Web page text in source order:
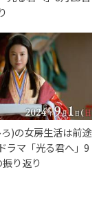
)の女房生活は前途
ラマ「光る君へ」9
り返り